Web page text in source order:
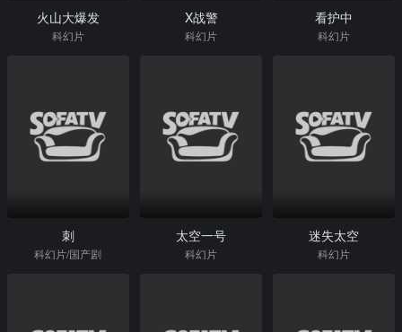
火山大爆发
科幻片
X战警
科幻片
看护中
科幻片
刺
科幻片/国产剧
太空一号
科幻片
迷失太空
科幻片